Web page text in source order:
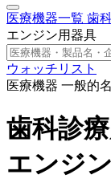
医療機器一覧 歯
エンジン用器具
ウォッチリスト
医療機器 一般的
歯科診
エンジ